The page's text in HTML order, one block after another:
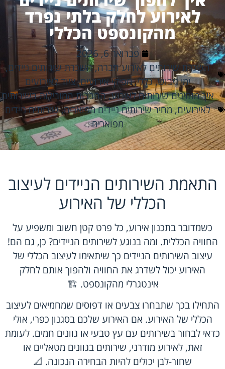
לאירוע לחלק בלתי נפרד
מהקונספט הכללי
פברואר 6, 2026
השכרת שירותים לאירוע חברה,השכרת שירותים ניידים,
ימי גיבוש,כללי,מפיקי אירועים,ציוד לאירועים
איך מזמינים שירותים לאירוע,החברות המובילות בשירותים
לאירועים,מחיר שירותים ניידים מפוארים,שירותים ניידים
מפוארים
התאמת השירותים הניידים לעיצוב
הכללי של האירוע
כשמדובר בתכנון אירוע, כל פרט קטן חשוב ומשפיע על
החוויה הכללית. ומה בנוגע לשירותים הניידים? כן, גם הם!
עיצוב השירותים הניידים כך שיתאימו לעיצוב הכללי של
האירוע יכול לשדרג את החוויה ולהפוך אותם לחלק
אינטגרלי מהקונספט. 🏗️
התחילו בכך שתבחרו צבעים או דפוסים שמחמיאים לעיצוב
הכללי של האירוע. אם האירוע שלכם בסגנון כפרי, אולי
כדאי לבחור בשירותים עם עץ טבעי או גוונים חמים. לעומת
זאת, לאירוע מודרני, שירותים בגוונים מטאליים או
שחור-לבן יכולים להיות הבחירה הנכונה. 📐